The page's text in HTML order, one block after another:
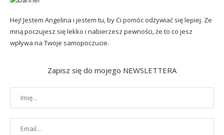
Hej! Jestem Angelina i jestem tu, by Ci pomóc odżywiać się lepiej. Ze
mną poczujesz się lekko i nabierzesz pewności, że to co jesz
wpływa na Twoje samopoczucie.
Zapisz się do mojego NEWSLETTERA